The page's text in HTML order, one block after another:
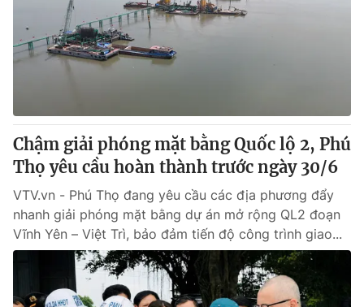
® Cấm sao chép dưới mọi hình thức nếu không có sự chấp
thuận bằng văn bản. Ghi rõ nguồn VTV.vn khi phát hành lại
thông tin từ website này.
Chậm giải phóng mặt bằng Quốc lộ 2, Phú
Thọ yêu cầu hoàn thành trước ngày 30/6
VTV.vn - Phú Thọ đang yêu cầu các địa phương đẩy
nhanh giải phóng mặt bằng dự án mở rộng QL2 đoạn
Vĩnh Yên – Việt Trì, bảo đảm tiến độ công trình giao...